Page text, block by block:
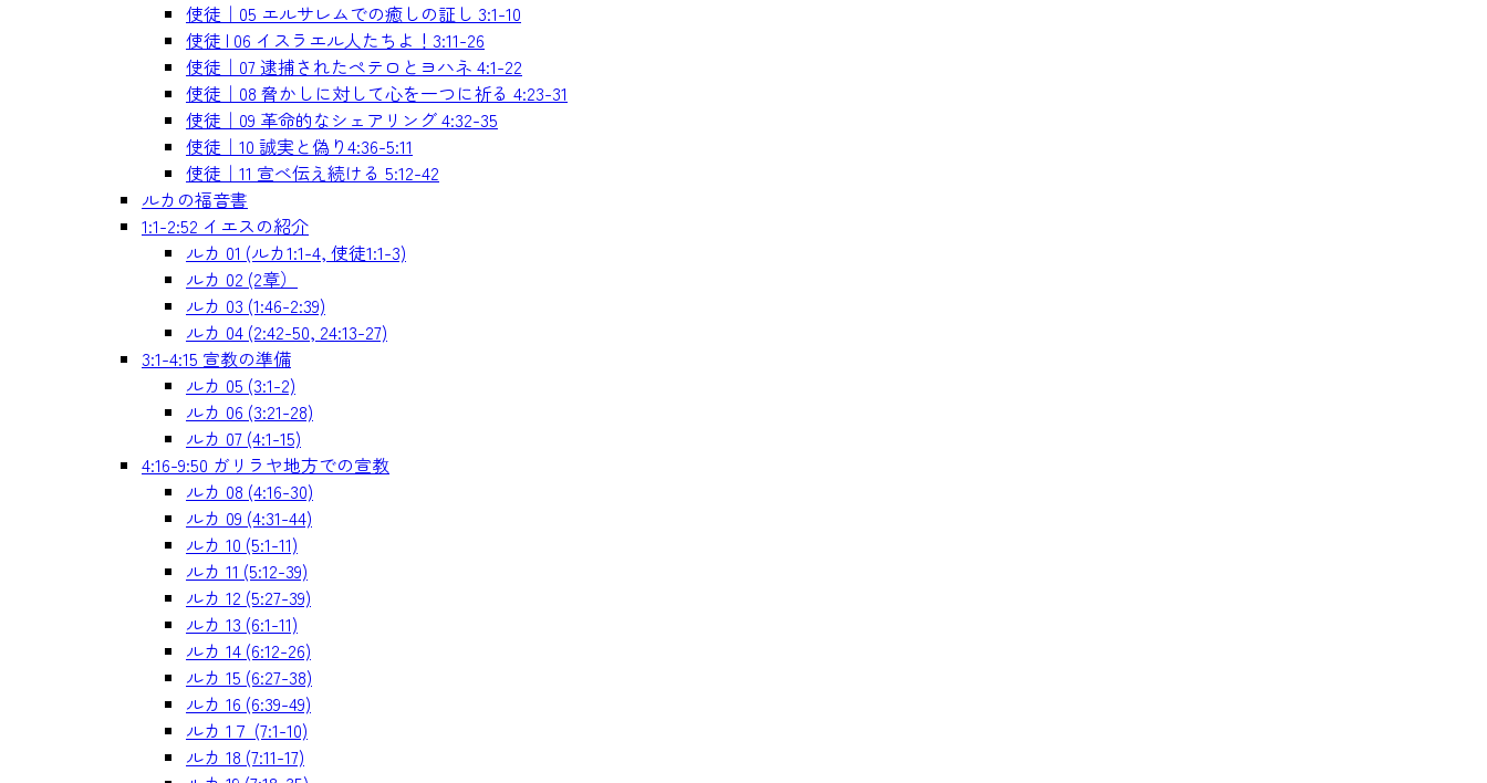
使徒｜05 エルサレムでの癒しの証し 3:1-10
使徒 | 06 イスラエル人たちよ！3:11-26
使徒｜07 逮捕されたペテロとヨハネ 4:1-22
使徒｜08 脅かしに対して心を一つに祈る 4:23-31
使徒｜09 革命的なシェアリング 4:32-35
使徒｜10 誠実と偽り4:36-5:11
使徒｜11 宣べ伝え続ける 5:12-42
ルカの福音書
1:1-2:52 イエスの紹介
ルカ 01 (ルカ1:1-4, 使徒1:1-3)
ルカ 02 (2章）
ルカ 03 (1:46-2:39)
ルカ 04 (2:42-50, 24:13-27)
3:1-4:15 宣教の準備
ルカ 05 (3:1-2)
ルカ 06 (3:21-28)
ルカ 07 (4:1-15)
4:16-9:50 ガリラヤ地方での宣教
ルカ 08 (4:16-30)
ルカ 09 (4:31-44)
ルカ 10 (5:1-11)
ルカ 11 (5:12-39)
ルカ 12 (5:27-39)
ルカ 13 (6:1-11)
ルカ 14 (6:12-26)
ルカ 15 (6:27-38)
ルカ 16 (6:39-49)
ルカ 1７ (7:1-10)
ルカ 18 (7:11-17)